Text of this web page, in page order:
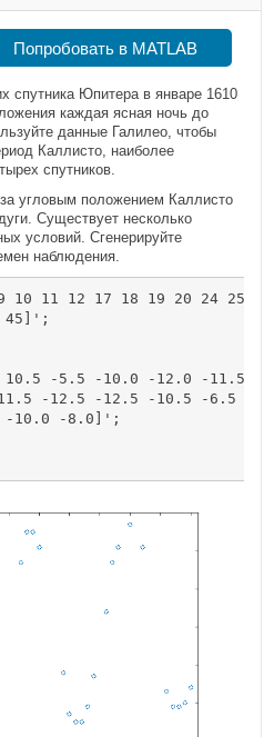
Попробовать в MATLAB
спутника Юпитера в январе 1610
каждая ясная ночь до
данные Галилео, чтобы
Каллисто, наиболее
спутников.
угловым положением Каллисто
Существует несколько
условий. Сгенерируйте
наблюдения.
11 12 17 18 19 20 24 25
10.5 -5.5 -10.0 -12.0 -11.5 -
-12.5 -12.5 -10.5 -6.5
10.0 -8.0]';